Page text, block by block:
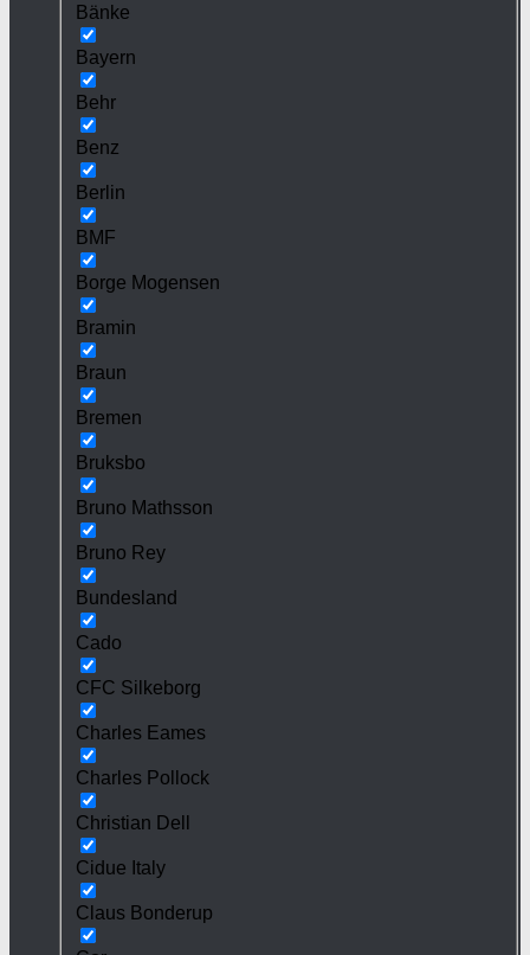
Bänke
Bayern
Behr
Benz
Berlin
BMF
Borge Mogensen
Bramin
Braun
Bremen
Bruksbo
Bruno Mathsson
Bruno Rey
Bundesland
Cado
CFC Silkeborg
Charles Eames
Charles Pollock
Christian Dell
Cidue Italy
Claus Bonderup